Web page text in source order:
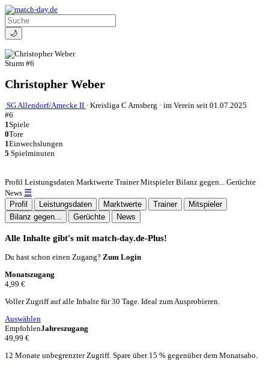
🌙
Sturm #6
Christopher Weber
SG Allendorf/Amecke II · Kreisliga C Arnsberg · im Verein seit 01.07.2025
#6
1Spiele
0Tore
1Einwechslungen
5 Spielminuten
Profil Leistungsdaten Marktwerte Trainer Mitspieler Bilanz gegen... Gerüchte
News ☰
Profil Leistungsdaten Marktwerte Trainer
Mitspieler
Bilanz gegen...
Gerüchte News
Alle Inhalte gibt's mit match-day.de-Plus!
Du hast schon einen Zugang? Zum Login
Monatszugang
4,99 €
Voller Zugriff auf alle Inhalte für 30 Tage. Ideal zum Ausprobieren.
Auswählen
EmpfohlenJahreszugang
49,99 €
12 Monate unbegrenzter Zugriff. Spare über 15 % gegenüber dem Monatsabo.